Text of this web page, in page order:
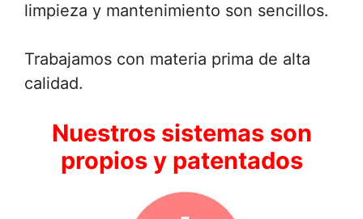
limpieza y mantenimiento son sencillos.
Trabajamos con materia prima de alta
calidad.
Nuestros sistemas son
propios y patentados